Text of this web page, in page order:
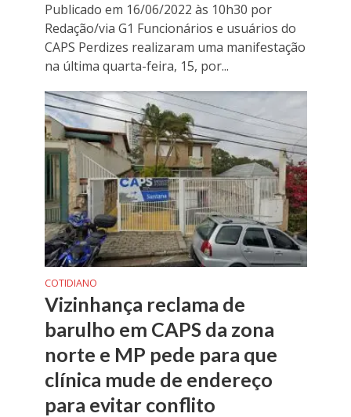
Publicado em 16/06/2022 às 10h30 por
Redação/via G1 Funcionários e usuários do
CAPS Perdizes realizaram uma manifestação
na última quarta-feira, 15, por...
COTIDIANO
Vizinhança reclama de
barulho em CAPS da zona
norte e MP pede para que
clínica mude de endereço
para evitar conflito